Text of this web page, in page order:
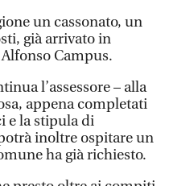
un cassonato, un
già arrivato in
Alfonso Campus.
l’assessore – alla
appena completati
e la stipula di
inoltre ospitare un
ha già richiesto.